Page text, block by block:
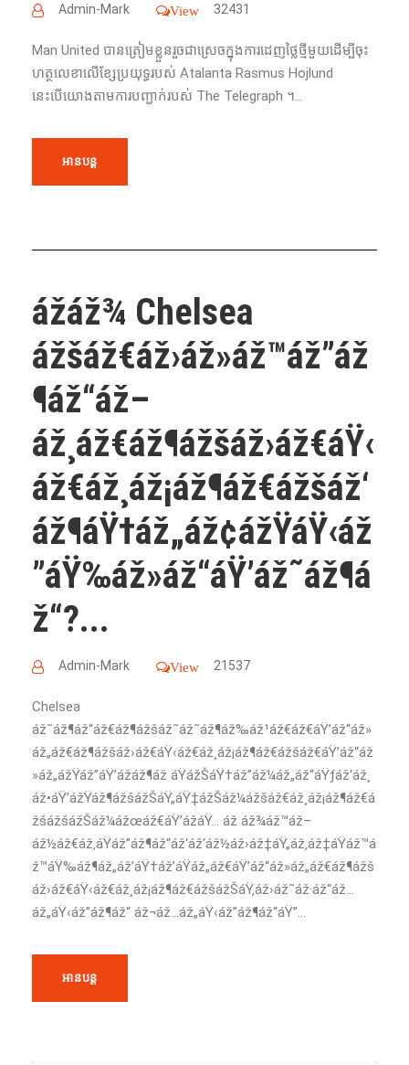
Admin-Mark View 32431
Man United បានត្រៀមខ្លួនរួចជាស្រេចក្នុងការដេញថ្លៃថ្មីមួយដើម្បីចុះ
ហត្ថលេខាលើខ្សែប្រយុទ្ធរបស់ Atalanta Rasmus Hojlund
នេះបើយោងតាមការបញ្ជាក់របស់ The Telegraph ។...
អានបន្ត
ážáž¾ Chelsea
ážšáž€áž›áž»áž™áž”áž
¶áž“áž–
áž¸áž€áž¶ážšáž›áž€áŸ‹
áž€áž¸áž¡áž¶áž€ážšáž‘
áž¶áŸ†áž„áž¢ážŸáŸ‹áž
”áŸ‰áž»áž“áŸ’áž˜áž¶á
ž“?...
Admin-Mark View 21537
Chelsea
áž˜áž¶áž“áž€áž¶ážšáž˜áž˜áž¶áž‰áž¹áž€áž€áŸ’áž“áž»
áž„áž€áž¶ážšáž›áž€áŸ‹áž€áž¸áž¡áž¶áž€ážšáž€áŸ’áž“áž
»áž„ážŸáž”áŸ’ážáž¶áž áŸážŠáŸ†áž”áž¼áž„áž“áŸƒáž‘áž¸
áž•áŸ’ážŸáž¶ážšážŠáŸ„áŸ‡ážŠáž¼ážšáž€áž¸áž¡áž¶áž€á
žšážšážŠáž¼ážœáž€áŸ’ážáŸ… áž áž¾áž™áž–
áž½áž€áž‚áŸáž”áž¶áž“áž‘áž‘áž½áž›áž‡áŸ„áž‚áž‡áŸáž™á
ž™áŸ‰áž¶áž„áž’áŸ†áž’áŸáž„áž€áŸ’áž“áž»áž„áž€áž¶ážš
áž›áž€áŸ‹áž€áž¸áž¡áž¶áž€ážšážŠáŸ‚áž›áž˜áž·áž“áž…
áž„áŸ‹áž”áž¶áž“ áž¬áž…áž„áŸ‹áž”áž¶áž“áŸ”...
អានបន្ត